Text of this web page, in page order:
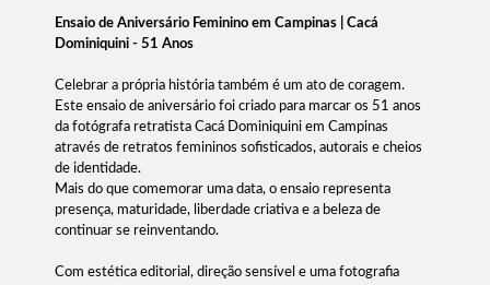
Ensaio de Aniversário Feminino em Campinas | Cacá
Dominiquini - 51 Anos
Celebrar a própria história também é um ato de coragem.
Este ensaio de aniversário foi criado para marcar os 51 anos
da fotógrafa retratista Cacá Dominiquini em Campinas
através de retratos femininos sofisticados, autorais e cheios
de identidade.
Mais do que comemorar uma data, o ensaio representa
presença, maturidade, liberdade criativa e a beleza de
continuar se reinventando.
Com estética editorial, direção sensível e uma fotografia